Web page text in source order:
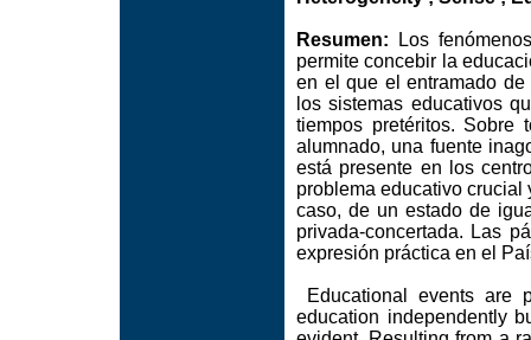
Resumen: Los
permite concebir la
en el que el entramado
los sistemas educativos
tiempos pretéritos. Sobre
alumnado, una fuente
está presente en los
problema educativo
caso, de un estado de
privada-concertada. Las
expresión práctica en el
Educational events are
education independently